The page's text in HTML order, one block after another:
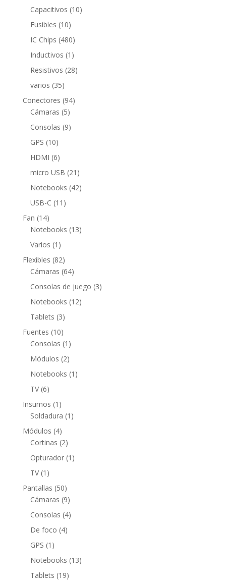
productos
Capacitivos 1010
Fusibles 1010
productos
IC Chips 480480
productos
Inductivos 1 1
producto
Resistivos 2828
varios 3535
productos
Conectores 9494
Cámaras 55
productos
Consolas 99
GPS 1010
productos
HDMI 66
productos
micro USB 21 21
productos
Notebooks 4242
USB-C 11 11
Fan 1414
productos
Notebooks 1313
Varios 1 1
producto
Flexibles 8282
productos
Cámaras 6464
productos
Consolas de juego 33
Notebooks 1212
Tablets 33
productos
Fuentes 1010
productos
Consolas 1 1
producto
Módulos 22
productos
Notebooks 1 1
TV 66
productos
Insumos 1 1
producto
Soldadura 1 1
Módulos 44
productos
Cortinas 22
productos
Opturador 1 1
TV 1 1
producto
Pantallas 5050
productos
Cámaras 99
productos
Consolas 44
De foco 44
GPS 1 1
producto
Notebooks 1313
Tablets 1919